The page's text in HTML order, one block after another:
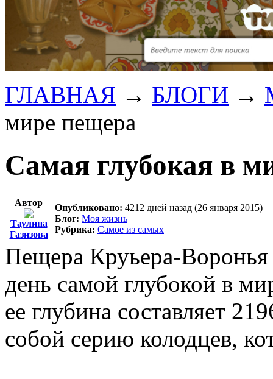
ГЛАВНАЯ → БЛОГИ →
мире пещера
Самая глубокая в
Автор
Таулина
Газизова
Опубликовано: 4212 дней назад (26 января 2015)
Блог: Моя жизнь
Рубрика: Самое из самых
Пещера Круьера-Воронья
день самой глубокой в
ее глубина составляет
собой серию колодцев,